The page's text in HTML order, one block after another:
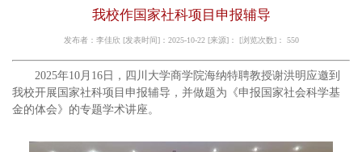
我校作国家社科项目申报辅导
发布者：李佳欣 [发表时间]：2025-10-22 [来源]： [浏览次数]： 550
2025年10月16日，四川大学商学院海纳特聘教授谢洪明应邀到
我校开展国家社科项目申报辅导，并做题为《申报国家社会科学基
金的体会》的专题学术讲座。